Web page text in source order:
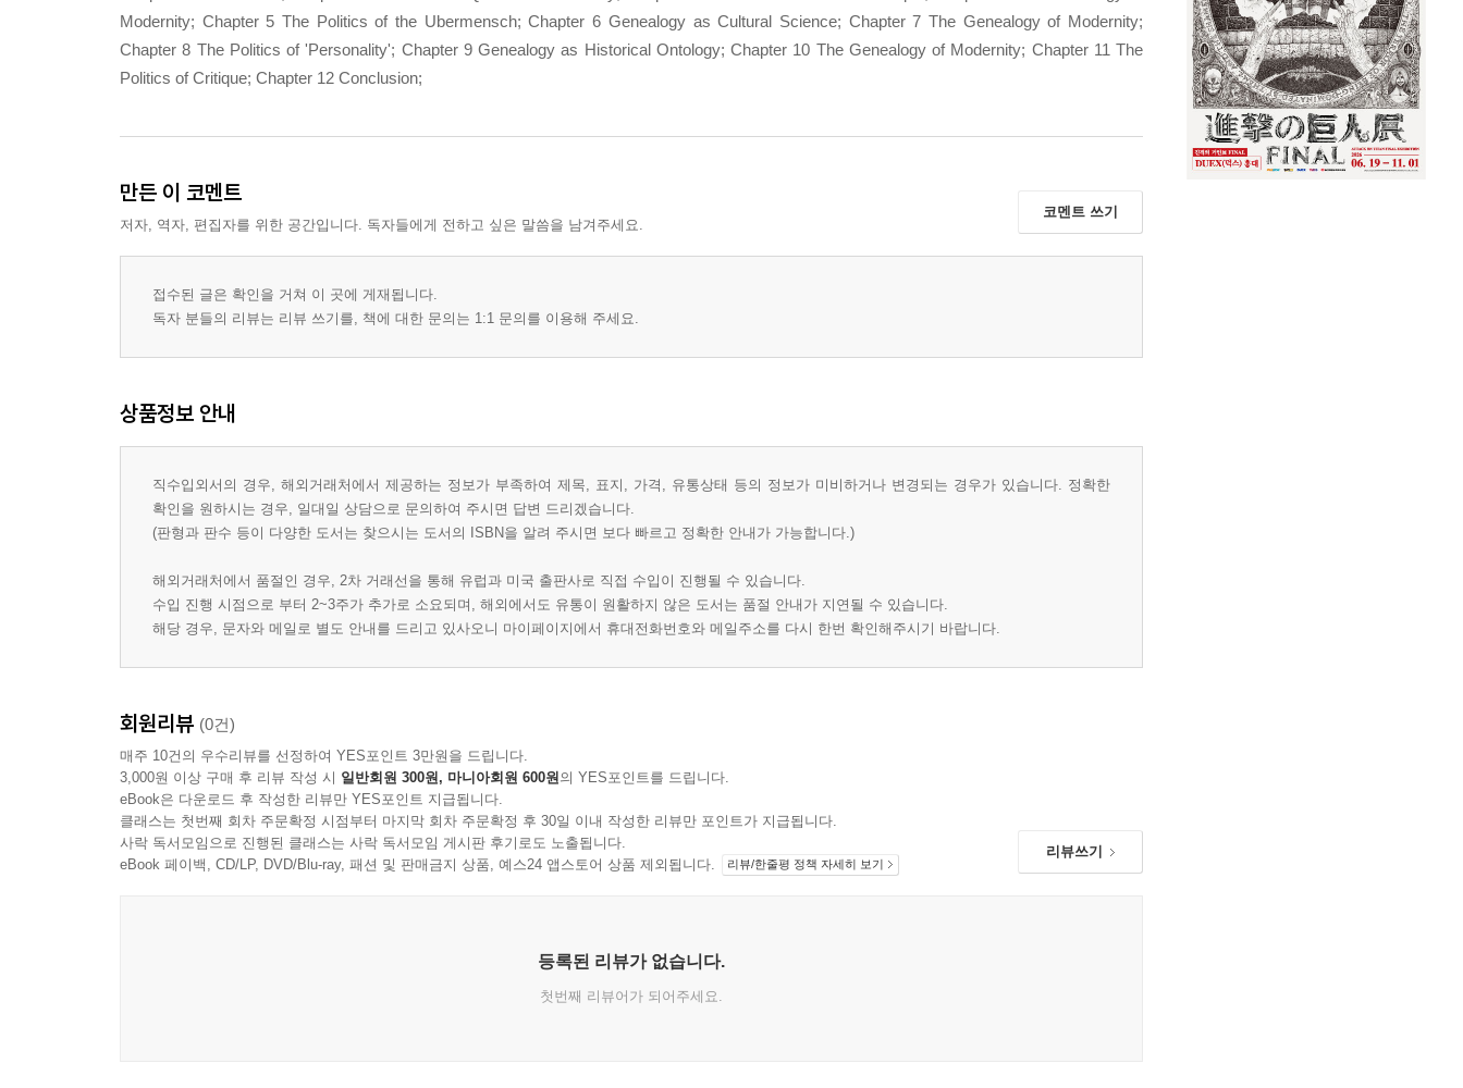
Modernity; Chapter 5 The Politics of the Ubermensch; Chapter 6 Genealogy as Cultural Science; Chapter 7 The Genealogy of Modernity;
Chapter 8 The Politics of 'Personality'; Chapter 9 Genealogy as Historical Ontology; Chapter 10 The Genealogy of Modernity; Chapter 11 The
Politics of Critique; Chapter 12 Conclusion;
만든 이 코멘트
저자, 역자, 편집자를 위한 공간입니다. 독자들에게 전하고 싶은 말씀을 남겨주세요.
코멘트 쓰기
접수된 글은 확인을 거쳐 이 곳에 게재됩니다.
독자 분들의 리뷰는 리뷰 쓰기를, 책에 대한 문의는 1:1 문의를 이용해 주세요.
상품정보 안내
직수입외서의 경우, 해외거래처에서 제공하는 정보가 부족하여 제목, 표지, 가격, 유통상태 등의 정보가 미비하거나 변경되는 경우가 있습니다. 정확한
확인을 원하시는 경우, 일대일 상담으로 문의하여 주시면 답변 드리겠습니다.
(판형과 판수 등이 다양한 도서는 찾으시는 도서의 ISBN을 알려 주시면 보다 빠르고 정확한 안내가 가능합니다.)
해외거래처에서 품절인 경우, 2차 거래선을 통해 유럽과 미국 출판사로 직접 수입이 진행될 수 있습니다.
수입 진행 시점으로 부터 2~3주가 추가로 소요되며, 해외에서도 유통이 원활하지 않은 도서는 품절 안내가 지연될 수 있습니다.
해당 경우, 문자와 메일로 별도 안내를 드리고 있사오니 마이페이지에서 휴대전화번호와 메일주소를 다시 한번 확인해주시기 바랍니다.
회원리뷰 (0건)
매주 10건의 우수리뷰를 선정하여 YES포인트 3만원을 드립니다.
3,000원 이상 구매 후 리뷰 작성 시 일반회원 300원, 마니아회원 600원의 YES포인트를 드립니다.
eBook은 다운로드 후 작성한 리뷰만 YES포인트 지급됩니다.
클래스는 첫번째 회차 주문확정 시점부터 마지막 회차 주문확정 후 30일 이내 작성한 리뷰만 포인트가 지급됩니다.
사락 독서모임으로 진행된 클래스는 사락 독서모임 게시판 후기로도 노출됩니다.
eBook 페이백, CD/LP, DVD/Blu-ray, 패션 및 판매금지 상품, 예스24 앱스토어 상품 제외됩니다.
리뷰/한줄평 정책 자세히 보기
리뷰쓰기
등록된 리뷰가 없습니다.
첫번째 리뷰어가 되어주세요.